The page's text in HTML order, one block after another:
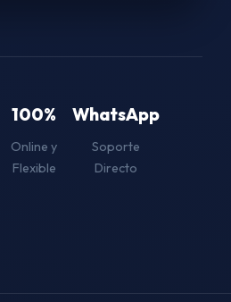
100%
Online y
Flexible
WhatsApp
Soporte
Directo